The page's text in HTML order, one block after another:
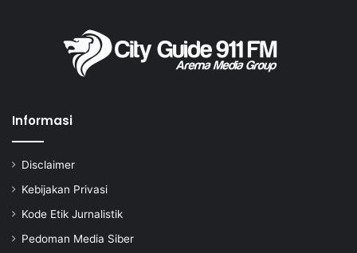
Informasi
Disclaimer
Kebijakan Privasi
Kode Etik Jurnalistik
Pedoman Media Siber